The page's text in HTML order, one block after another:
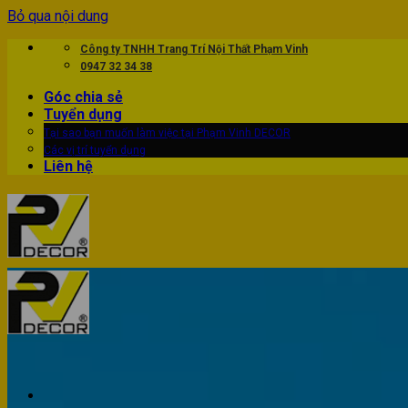
Bỏ qua nội dung
Công ty TNHH Trang Trí Nội Thất Phạm Vinh
0947 32 34 38
Góc chia sẻ
Tuyển dụng
Tại sao bạn muốn làm việc tại Phạm Vinh DECOR
Các vị trí tuyển dụng
Liên hệ